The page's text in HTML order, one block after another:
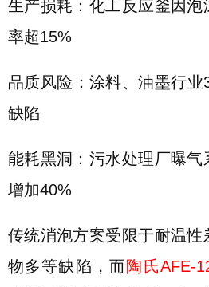
生产损耗：化工反应釜因泡
率超15%
品质风险：涂料、油墨行
缺陷
能耗黑洞：污水处理厂曝气
增加40%
传统消泡方案受限于耐温性
物多等缺陷，而陶氏AFE-